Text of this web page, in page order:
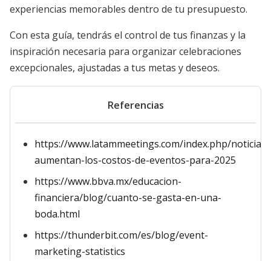
experiencias memorables dentro de tu presupuesto.
Con esta guía, tendrás el control de tus finanzas y la
inspiración necesaria para organizar celebraciones
excepcionales, ajustadas a tus metas y deseos.
Referencias
https://www.latammeetings.com/index.php/
aumentan-los-costos-de-eventos-para-2025
https://www.bbva.mx/educacion-
financiera/blog/cuanto-se-gasta-en-una-
boda.html
https://thunderbit.com/es/blog/event-
marketing-statistics